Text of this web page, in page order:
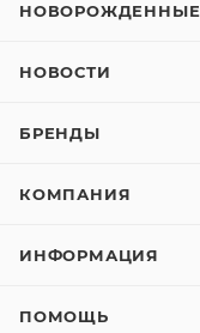
НОВОРОЖДЕННЫЕ
НОВОСТИ
БРЕНДЫ
КОМПАНИЯ
ИНФОРМАЦИЯ
ПОМОЩЬ